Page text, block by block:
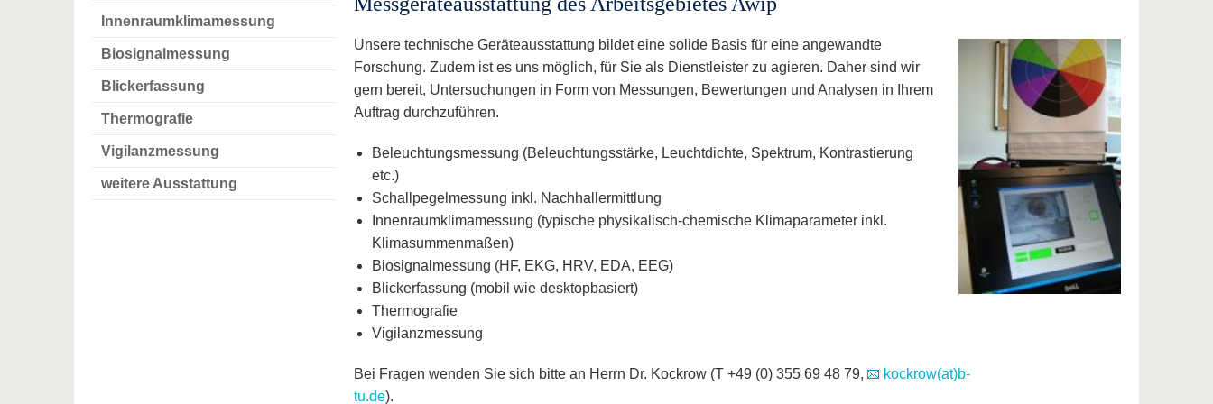
Innenraumklimamessung
Biosignalmessung
Blickerfassung
Thermografie
Vigilanzmessung
weitere Ausstattung
Unsere technische Geräteausstattung bildet eine solide Basis für eine angewandte
Forschung. Zudem ist es uns möglich, für Sie als Dienstleister zu agieren. Daher sind wir
gern bereit, Untersuchungen in Form von Messungen, Bewertungen und Analysen in Ihrem
Auftrag durchzuführen.
Beleuchtungsmessung (Beleuchtungsstärke, Leuchtdichte, Spektrum, Kontrastierung
etc.)
Schallpegelmessung inkl. Nachhallermittlung
Innenraumklimamessung (typische physikalisch-chemische Klimaparameter inkl.
Klimasummenmaßen)
Biosignalmessung (HF, EKG, HRV, EDA, EEG)
Blickerfassung (mobil wie desktopbasiert)
Thermografie
Vigilanzmessung
Bei Fragen wenden Sie sich bitte an Herrn Dr. Kockrow (T +49 (0) 355 69 48 79,
kockrow(at)b-
tu.de).